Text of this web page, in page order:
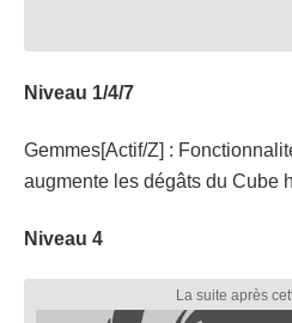
Niveau 1/4/7
Gemmes[Actif/Z] :
augmente les dégâts du Cube
Niveau 4